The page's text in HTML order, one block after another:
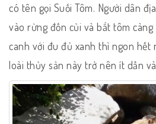
có tên gọi Suối Tôm. Người dân
vào rừng đốn củi và bắt tôm càng
canh với đu đủ xanh thì ngon hết
loài thủy sản này trở nên ít dần